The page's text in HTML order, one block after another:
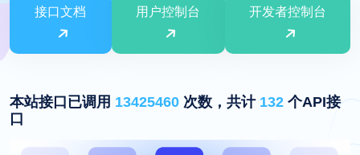
接口文档 用户控制台 开发者控制台
本站接口已调用 13425460 次数，共计 132 个API接
口